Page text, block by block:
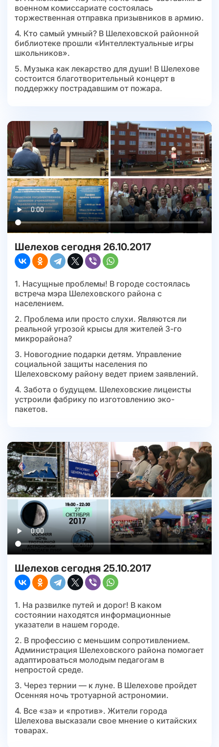
военном комиссариате состоялась
торжественная отправка призывников в армию.
4. Кто самый умный? В Шелеховской районной
библиотеке прошли «Интеллектуальные игры
школьников».
5. Музыка как лекарство для души! В Шелехове
состоится благотворительный концерт в
поддержку пострадавшим от пожара.
Шелехов сегодня 26.10.2017
1. Насущные проблемы! В городе состоялась
встреча мэра Шелеховского района с
населением.
2. Проблема или просто слухи. Являются ли
реальной угрозой крысы для жителей 3-го
микрорайона?
3. Новогодние подарки детям. Управление
социальной защиты населения по
Шелеховскому району ведет прием заявлений.
4. Забота о будущем. Шелеховские лицеисты
устроили фабрику по изготовлению эко-
пакетов.
Шелехов сегодня 25.10.2017
1. На развилке путей и дорог! В каком
состоянии находятся информационные
указатели в нашем городе.
2. В профессию с меньшим сопротивлением.
Администрация Шелеховского района помогает
адаптироваться молодым педагогам в
непростой среде.
3. Через тернии — к луне. В Шелехове пройдет
Осенняя ночь тротуарной астрономии.
4. Все «за» и «против». Жители города
Шелехова высказали свое мнение о китайских
товарах.